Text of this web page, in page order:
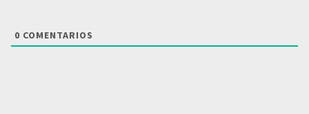
0 COMENTARIOS